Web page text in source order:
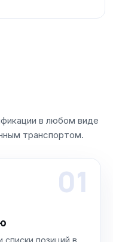
в любом виде
транспортом.
01
позиций в